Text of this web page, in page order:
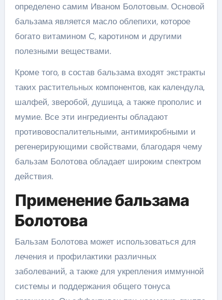
определено самим Иваном Болотовым. Основой
бальзама является масло облепихи, которое
богато витамином С, каротином и другими
полезными веществами.
Кроме того, в состав бальзама входят экстракты
таких растительных компонентов, как календула,
шалфей, зверобой, душица, а также прополис и
мумие. Все эти ингредиенты обладают
противовоспалительными, антимикробными и
регенерирующими свойствами, благодаря чему
бальзам Болотова обладает широким спектром
действия.
Применение бальзама
Болотова
Бальзам Болотова может использоваться для
лечения и профилактики различных
заболеваний, а также для укрепления иммунной
системы и поддержания общего тонуса